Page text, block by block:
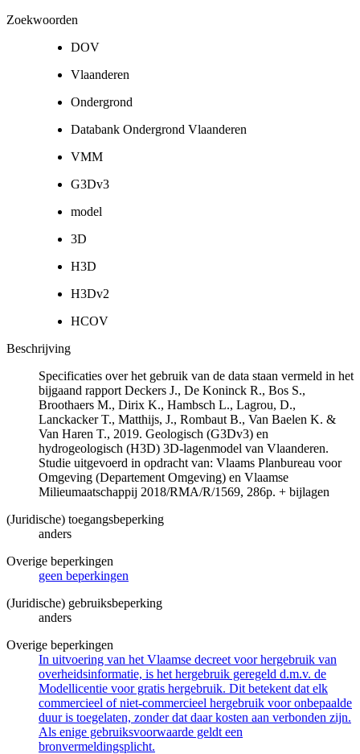
Zoekwoorden
DOV
Vlaanderen
Ondergrond
Databank Ondergrond Vlaanderen
VMM
G3Dv3
model
3D
H3D
H3Dv2
HCOV
Beschrijving
Specificaties over het gebruik van de data staan vermeld in het
bijgaand rapport Deckers J., De Koninck R., Bos S.,
Broothaers M., Dirix K., Hambsch L., Lagrou, D.,
Lanckacker T., Matthijs, J., Rombaut B., Van Baelen K. &
Van Haren T., 2019. Geologisch (G3Dv3) en
hydrogeologisch (H3D) 3D-lagenmodel van Vlaanderen.
Studie uitgevoerd in opdracht van: Vlaams Planbureau voor
Omgeving (Departement Omgeving) en Vlaamse
Milieumaatschappij 2018/RMA/R/1569, 286p. + bijlagen
(Juridische) toegangsbeperking
anders
Overige beperkingen
geen beperkingen
(Juridische) gebruiksbeperking
anders
Overige beperkingen
In uitvoering van het Vlaamse decreet voor hergebruik van
overheidsinformatie, is het hergebruik geregeld d.m.v. de
Modellicentie voor gratis hergebruik. Dit betekent dat elk
commercieel of niet-commercieel hergebruik voor onbepaalde
duur is toegelaten, zonder dat daar kosten aan verbonden zijn.
Als enige gebruiksvoorwaarde geldt een
bronvermeldingsplicht.